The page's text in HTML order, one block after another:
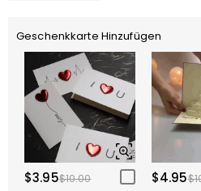
Geschenkkarte Hinzufügen
$3.95$10.00 $4.95